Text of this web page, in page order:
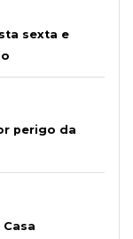
sexta e
perigo da